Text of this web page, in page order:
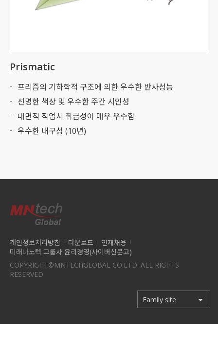
Prismatic
프리즘의 기하학적 구조에 의한 우수한 반사성능
선명한 색상 및 우수한 주간 시인성
대면적 작업시 취급성이 매우 우수함
우수한 내구성 (10년)
개인정보처리방침 다운로드
인재채용
미래나노텍 그룹사 윤리경영(사이버신문고)
COPYRIGHT©MNTECHGLOBAL CO.LTD. ALL RIGHTS
RESERVED
Family site
Family site